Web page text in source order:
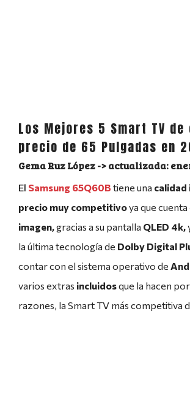
Los Mejores 5 Smart TV de
precio de 65 Pulgadas en
Gema Ruz López
El Samsung 65Q60B tiene una calidad
precio muy competitivoya que cuenta
imagen,gracias a su pantalla QLED 4k,
la última tecnología de Dolby Digital
contar con el sistema operativo de
varios extras incluidosque la hacen
razones, la Smart TV más competitiva